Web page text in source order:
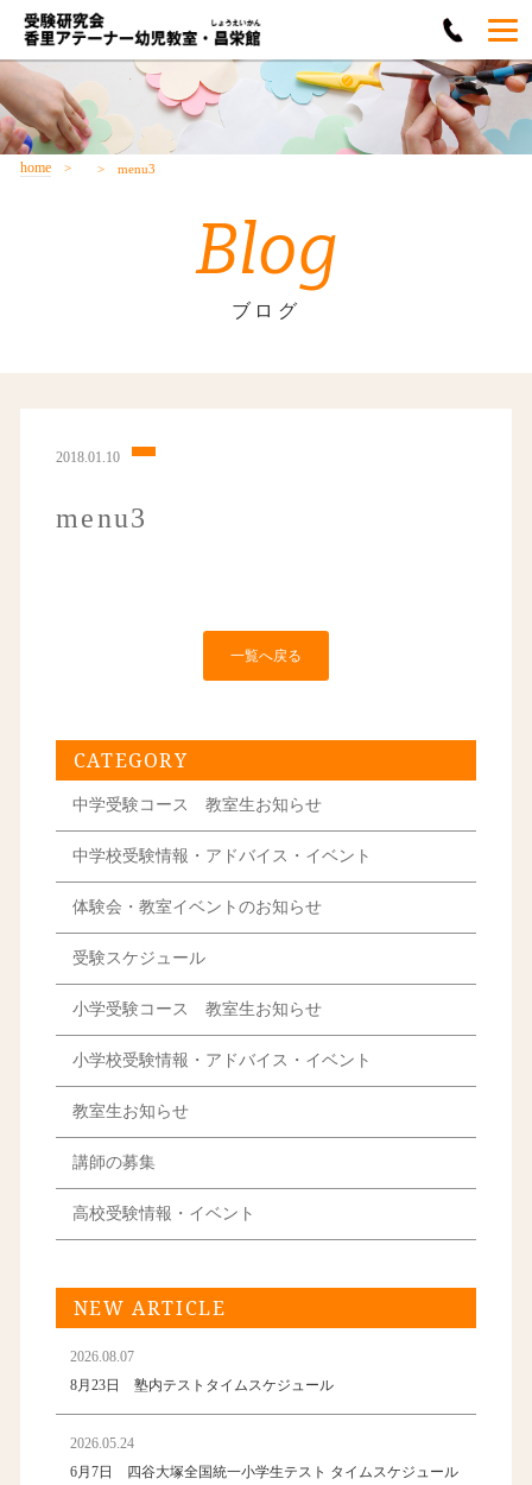
home menu3
Blog
ブログ
2018.01.10
menu3
一覧へ戻る
CATEGORY
中学受験コース 教室生お知らせ
中学校受験情報・アドバイス・イベント
体験会・教室イベントのお知らせ
受験スケジュール
小学受験コース 教室生お知らせ
小学校受験情報・アドバイス・イベント
教室生お知らせ
講師の募集
高校受験情報・イベント
NEW ARTICLE
2026.08.07
8月23日 塾内テストタイムスケジュール
2026.05.24
6月7日 四谷大塚全国統一小学生テスト タイムスケジュール